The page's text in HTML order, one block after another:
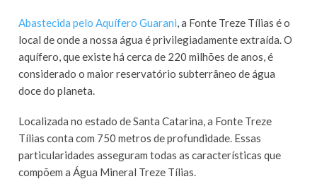
Abastecida pelo Aquífero Guarani, a Fonte Treze Tílias é o
local de onde a nossa água é privilegiadamente extraída. O
aquífero, que existe há cerca de 220 milhões de anos, é
considerado o maior reservatório subterrâneo de água
doce do planeta.
Localizada no estado de Santa Catarina, a Fonte Treze
Tílias conta com 750 metros de profundidade. Essas
particularidades asseguram todas as características que
compõem a Água Mineral Treze Tílias.